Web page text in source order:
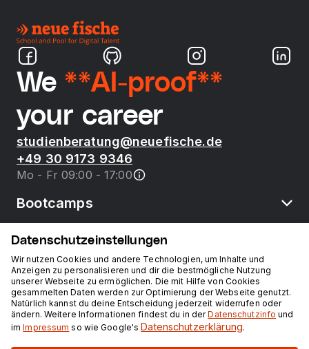
We **AI-proof**
your career
studienberatung@neuefische.de
+49 30 9173 9346
Mo - Fr 09:00 - 17:00
Bootcamps
neue fische
Ressourcen
Kurse
Datenschutzeinstellungen
Wir nutzen Cookies und andere Technologien, um Inhalte und
Anzeigen zu personalisieren und dir die bestmögliche Nutzung
unserer Webseite zu ermöglichen. Die mit Hilfe von Cookies
gesammelten Daten werden zur Optimierung der Webseite genutzt.
Natürlich kannst du deine Entscheidung jederzeit widerrufen oder
ändern. Weitere Informationen findest du in derDatenschutzinfo und
imImpressum so wie Google's Datenschutzerklärung.